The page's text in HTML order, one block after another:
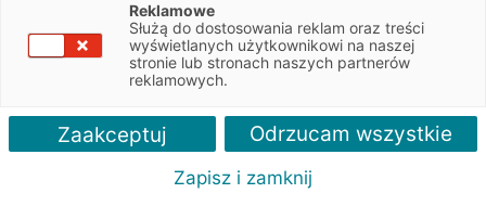
Reklamowe
Służą do dostosowania reklam oraz treści
wyświetlanych użytkownikowi na naszej
stronie lub stronach naszych partnerów
reklamowych.
Zaakceptuj Odrzucam wszystkie
Zapisz i zamknij